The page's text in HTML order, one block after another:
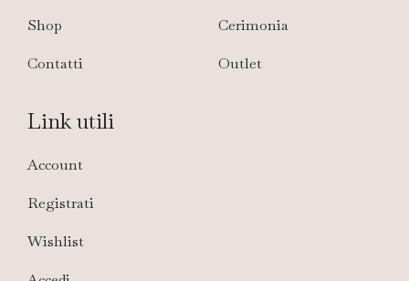
Shop
Contatti
Cerimonia
Outlet
Link utili
Account
Registrati
Wishlist